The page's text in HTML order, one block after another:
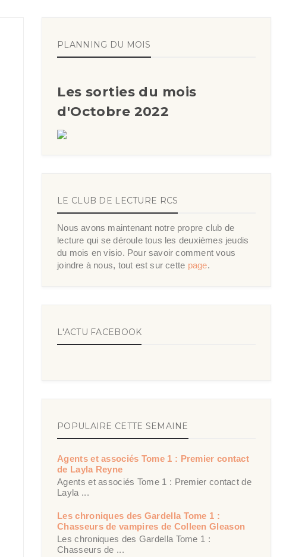
PLANNING DU MOIS
Les sorties du mois
d'Octobre 2022
LE CLUB DE LECTURE RCS
Nous avons maintenant notre propre club de
lecture qui se déroule tous les deuxièmes jeudis
du mois en visio. Pour savoir comment vous
joindre à nous, tout est sur cette page.
L'ACTU FACEBOOK
POPULAIRE CETTE SEMAINE
Agents et associés Tome 1 : Premier contact
de Layla Reyne
Agents et associés Tome 1 : Premier contact de
Layla ...
Les chroniques des Gardella Tome 1 :
Chasseurs de vampires de Colleen Gleason
Les chroniques des Gardella Tome 1 :
Chasseurs de ...